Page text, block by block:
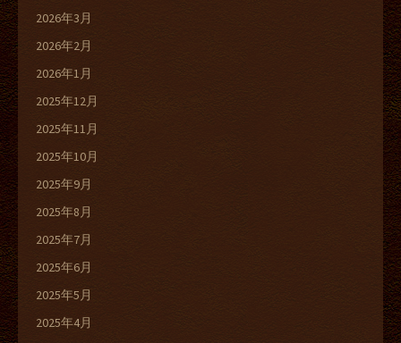
2026年3月
2026年2月
2026年1月
2025年12月
2025年11月
2025年10月
2025年9月
2025年8月
2025年7月
2025年6月
2025年5月
2025年4月